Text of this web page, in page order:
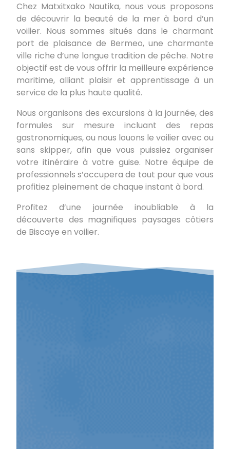
Chez Matxitxako Nautika, nous vous proposons
de découvrir la beauté de la mer à bord d’un
voilier. Nous sommes situés dans le charmant
port de plaisance de Bermeo, une charmante
ville riche d’une longue tradition de pêche. Notre
objectif est de vous offrir la meilleure expérience
maritime, alliant plaisir et apprentissage à un
service de la plus haute qualité.
Nous organisons des excursions à la journée, des
formules sur mesure incluant des repas
gastronomiques, ou nous louons le voilier avec ou
sans skipper, afin que vous puissiez organiser
votre itinéraire à votre guise. Notre équipe de
professionnels s’occupera de tout pour que vous
profitiez pleinement de chaque instant à bord.
Profitez d’une journée inoubliable à la
découverte des magnifiques paysages côtiers
de Biscaye en voilier.